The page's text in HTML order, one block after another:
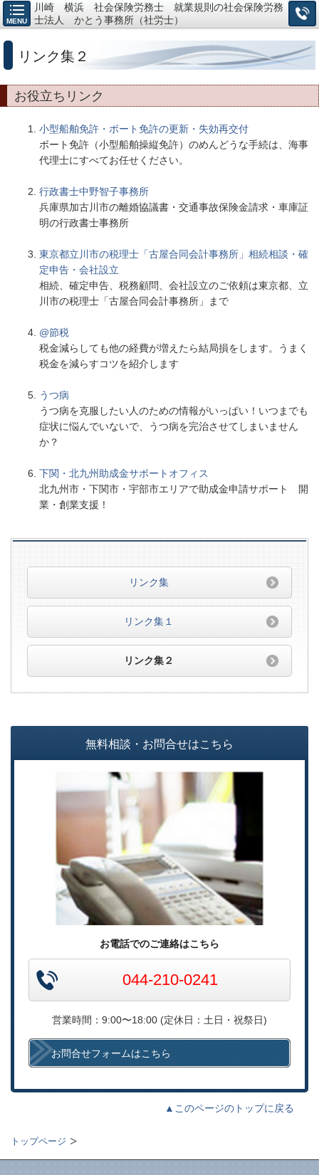
MENU
川崎 横浜 社会保険労務士 就業規則の社会保険労務
士法人 かとう事務所（社労士）
リンク集２
お役立ちリンク
小型船舶免許・ボート免許の更新・失効再交付
ボート免許（小型船舶操縦免許）のめんどうな手続は、海事
代理士にすべてお任せください。
行政書士中野智子事務所
兵庫県加古川市の離婚協議書・交通事故保険金請求・車庫証
明の行政書士事務所
東京都立川市の税理士「古屋合同会計事務所」相続相談・確
定申告・会社設立
相続、確定申告、税務顧問、会社設立のご依頼は東京都、立
川市の税理士「古屋合同会計事務所」まで
@節税
税金減らしても他の経費が増えたら結局損をします。うまく
税金を減らすコツを紹介します
うつ病
うつ病を克服したい人のための情報がいっぱい！いつまでも
症状に悩んでいないで、うつ病を完治させてしまいません
か？
下関・北九州助成金サポートオフィス
北九州市・下関市・宇部市エリアで助成金申請サポート 開
業・創業支援！
リンク集
リンク集１
リンク集２
無料相談・お問合せはこちら
お電話でのご連絡はこちら
044-210-0241
営業時間：9:00〜18:00 (定休日：土日・祝祭日)
お問合せフォームはこちら
▲このページのトップに戻る
トップページ